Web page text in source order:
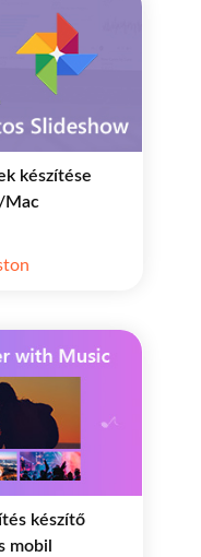
készítése
Mac
készítő
mobil